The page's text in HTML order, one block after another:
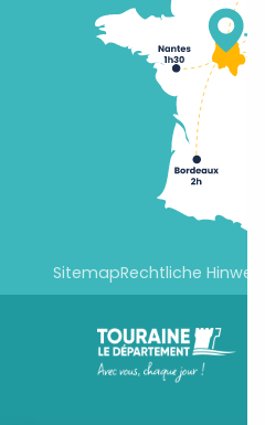
SitemapRechtliche Hinweise